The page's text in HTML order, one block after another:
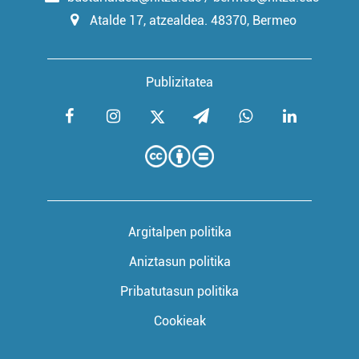
Publizitatea
Atalde 17, atzealdea. 48370, Bermeo
Argitalpen politika
Aniztasun politika
Pribatutasun politika
Cookieak